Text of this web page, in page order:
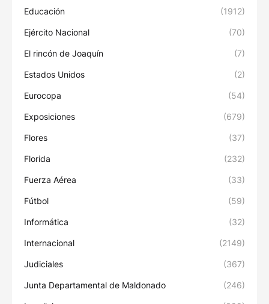
Educación (1912)
Ejército Nacional (70)
El rincón de Joaquín (7)
Estados Unidos (2)
Eurocopa (54)
Exposiciones (679)
Flores (37)
Florida (232)
Fuerza Aérea (33)
Fútbol (59)
Informática (32)
Internacional (2149)
Judiciales (367)
Junta Departamental de Maldonado (246)